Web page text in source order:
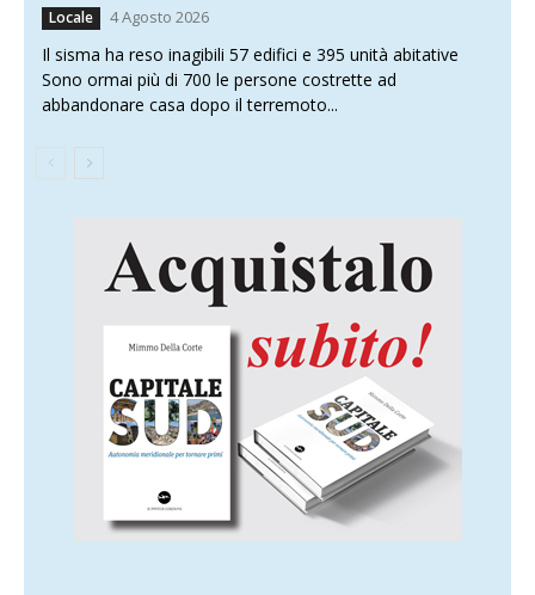
Locale 4 Agosto 2026
Il sisma ha reso inagibili 57 edifici e 395 unità abitative
Sono ormai più di 700 le persone costrette ad
abbandonare casa dopo il terremoto...